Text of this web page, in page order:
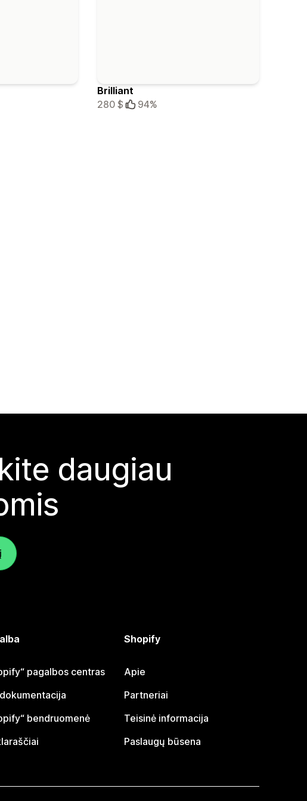
Brilliant
280 $
94%
daugiau
pagalbos centras
bendruomenė
Shopify
Apie
Partneriai
Teisinė informacija
Paslaugų būsena